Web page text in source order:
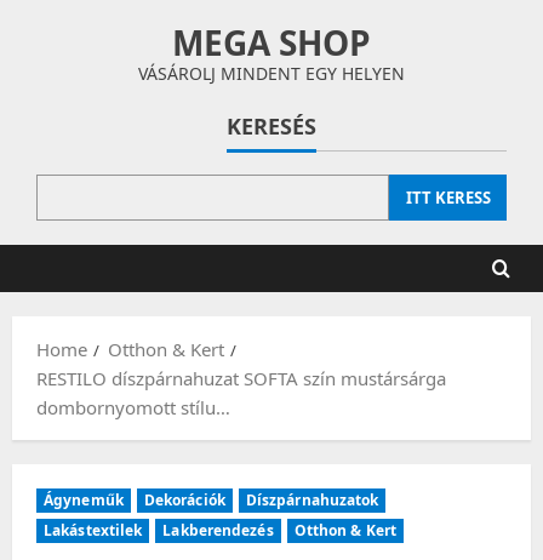
MEGA SHOP
VÁSÁROLJ MINDENT EGY HELYEN
KERESÉS
ITT KERESS
Home
Otthon & Kert
RESTILO díszpárnahuzat SOFTA szín mustársárga
dombornyomott stílu…
Ágyneműk Dekorációk
Díszpárnahuzatok
Lakástextilek
Lakberendezés Otthon & Kert